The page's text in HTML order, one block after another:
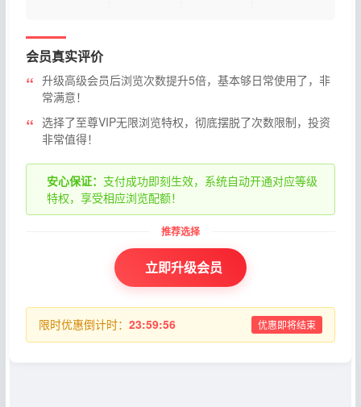
会员真实评价
升级高级会员后浏览次数提升5倍，基本够日常使用了，非
常满意！
选择了至尊VIP无限浏览特权，彻底摆脱了次数限制，投资
非常值得！
安心保证： 支付成功即刻生效，系统自动开通对应等级
特权，享受相应浏览配额！
立即升级会员
限时优惠倒计时： 23:59:54 优惠即将结束